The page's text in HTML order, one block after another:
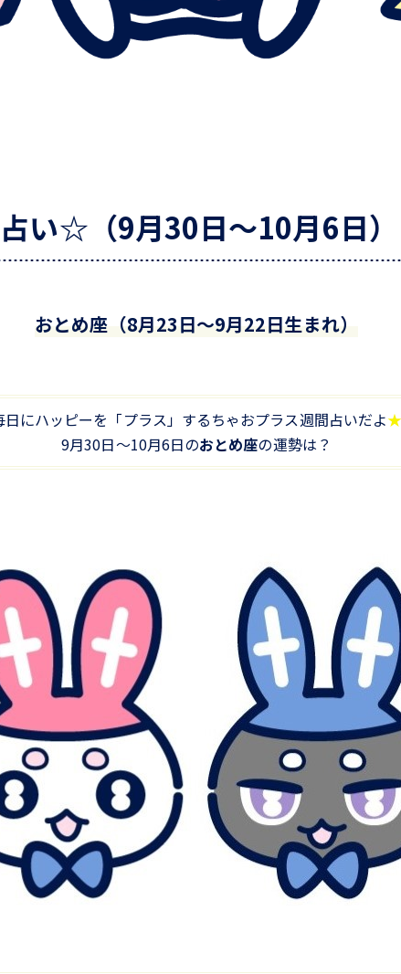
い☆（9月30日～10月6日）
おとめ座（8月23日～9月22日生まれ）
日にハッピーを「プラス」するちゃおプラス週間占いだよ
9月30日～10月6日のおとめ座の運勢は？